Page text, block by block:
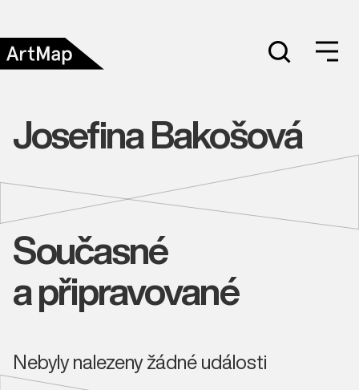
Josefina Bakošová
Současné
a připravované
Nebyly nalezeny žádné události